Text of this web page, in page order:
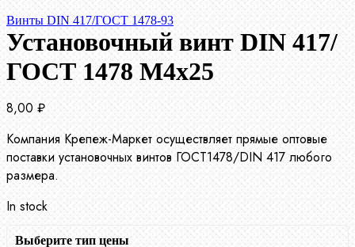
Винты DIN 417/ГОСТ 1478-93
Установочный винт DIN 417/
ГОСТ 1478 М4х25
8,00 ₽
Компания Крепеж-Маркет осуществляет прямые оптовые
поставки установочных винтов ГОСТ1478/DIN 417 любого
размера.
In stock
Выберите тип цены